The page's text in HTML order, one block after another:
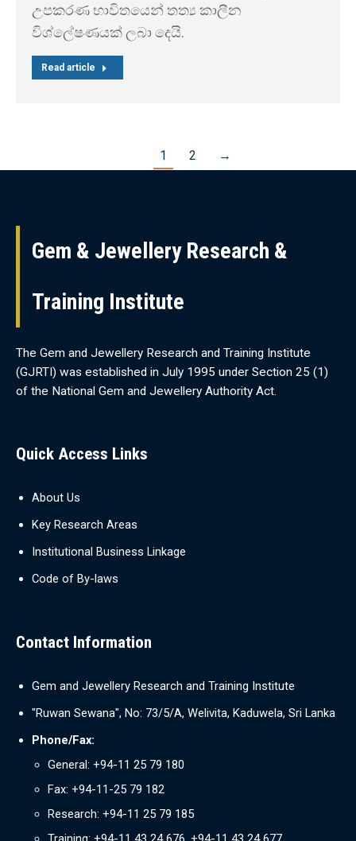
උපකරණ භාවිතයෙන් තත්‍ය කාලීන
විශ්ලේෂණයක් ලබා දෙයි.
Read article
1 2 →
Gem & Jewellery Research &
Training Institute
The Gem and Jewellery Research and Training Institute
(GJRTI) was established in July 1995 under Section 25 (1)
of the National Gem and Jewellery Authority Act.
Quick Access Links
About Us
Key Research Areas
Institutional Business Linkage
Code of By-laws
Contact Information
Gem and Jewellery Research and Training Institute
"Ruwan Sewana", No: 73/5/A, Welivita, Kaduwela, Sri Lanka
Phone/Fax:
General: +94-11 25 79 180
Fax: +94-11-25 79 182
Research: +94-11 25 79 185